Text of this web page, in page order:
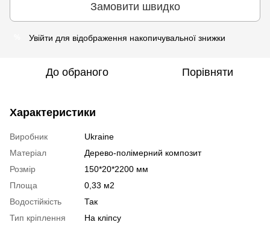
Замовити швидко
Увійти для відображення накопичувальної знижки
До обраного Порівняти
Характеристики
Виробник
Ukraine
Матеріал
Дерево-полімерний композит
Розмір
150*20*2200 мм
Площа
0,33 м2
Водостійкість
Так
Тип кріплення
На кліпсу